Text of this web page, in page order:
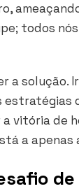
todos
a
a vitória
a